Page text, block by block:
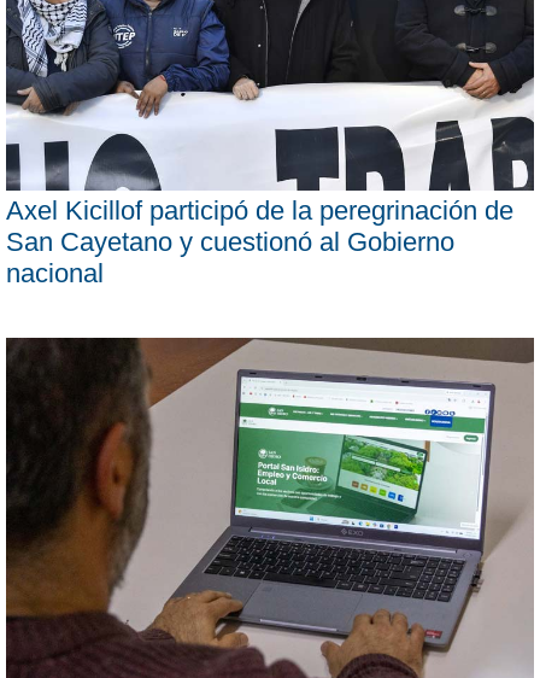
Axel Kicillof participó de la peregrinación de
San Cayetano y cuestionó al Gobierno
nacional